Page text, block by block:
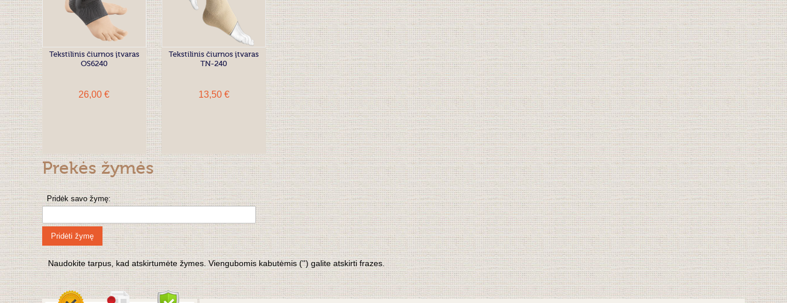
Tekstilinis čiurnos įtvaras
OS6240
26,00 €
Tekstilinis čiurnos įtvaras
TN-240
13,50 €
Prekės žymės
Pridėk savo žymę:
Pridėti žymę
Naudokite tarpus, kad atskirtumėte žymes. Viengubomis kabutėmis ('') galite atskirti frazes.